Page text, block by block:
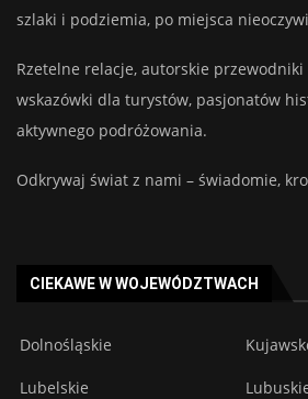
szlaki i podziemia, po miejsca
Rzetelne relacje, autorskie
wskazówki dla turystów, pasjonatów
aktywnego podróżowania.
Odkrywaj świat z nami – świadomie,
CIEKAWE W WOJEWÓDZTWACH
Dolnośląskie
Lubelskie